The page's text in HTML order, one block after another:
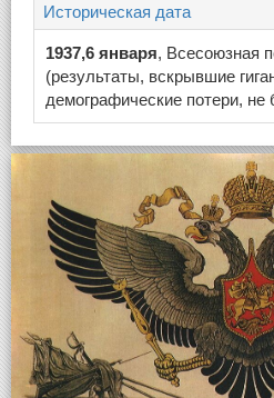
Историческая дата
1937,6 января, Всесоюзная
(результаты, вскрывшие
демографические потери,